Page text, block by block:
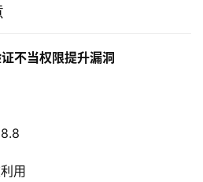
不当权限提升漏洞
用